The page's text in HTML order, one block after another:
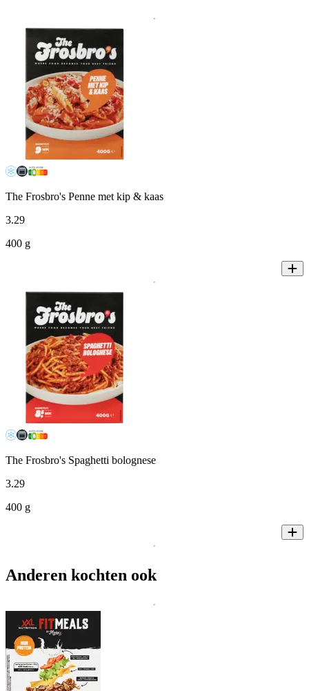
The Frosbro's Penne met kip & kaas
3.29
400 g
The Frosbro's Spaghetti bolognese
3.29
400 g
Anderen kochten ook